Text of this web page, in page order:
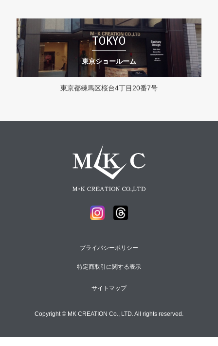
TOKYO
東京ショールーム
東京都練馬区桜台4丁目20番7号
プライバシーポリシー
特定商取引に関する表示
サイトマップ
Copyright © MK CREATION Co., LTD. All rights reserved.